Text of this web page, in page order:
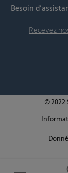
Besoin
Recevez
© 2022